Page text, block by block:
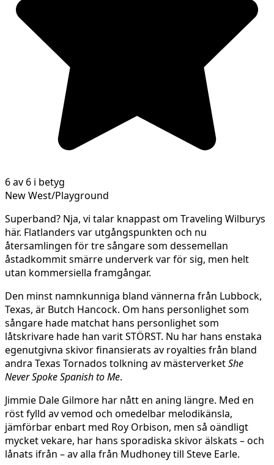
6 av 6 i betyg
New West/Playground
Superband? Nja, vi talar knappast om Traveling Wilburys
här. Flatlanders var utgångspunkten och nu
återsamlingen för tre sångare som dessemellan
åstadkommit smärre underverk var för sig, men helt
utan kommersiella framgångar.
Den minst namnkunniga bland vännerna från Lubbock,
Texas, är Butch Hancock. Om hans personlighet som
sångare hade matchat hans personlighet som
låtskrivare hade han varit STÖRST. Nu har hans enstaka
egenutgivna skivor finansierats av royalties från bland
andra Texas Tornados tolkning av mästerverketShe
Never Spoke Spanish to Me.
Jimmie Dale Gilmore har nått en aning längre. Med en
röst fylld av vemod och omedelbar melodikänsla,
jämförbar enbart med Roy Orbison, men så oändligt
mycket vekare, har hans sporadiska skivor älskats – och
lånats ifrån – av alla från Mudhoney till Steve Earle.